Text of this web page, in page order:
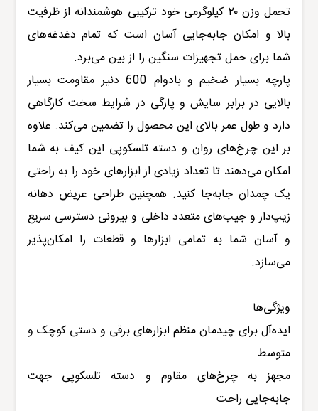
تحمل وزن ۲۰ کیلوگرمی خود ترکیبی هوشمندانه از ظرفیت
بالا و امکان جابه‌جایی آسان است که تمام دغدغه‌های
شما برای حمل تجهیزات سنگین را از بین می‌برد.
پارچه بسیار ضخیم و بادوام 600 دنیر مقاومت بسیار
بالایی در برابر سایش و پارگی در شرایط سخت کارگاهی
دارد و طول عمر بالای این محصول را تضمین می‌کند. علاوه
بر این چرخ‌های روان و دسته تلسکوپی این کیف به شما
امکان می‌دهند تا تعداد زیادی از ابزارهای خود را به راحتی
یک چمدان جابه‌جا کنید. همچنین طراحی عریض دهانه
زیپ‌دار و جیب‌های متعدد داخلی و بیرونی دسترسی سریع
و آسان شما به تمامی ابزار‌ها و قطعات را امکان‌پذیر
می‌سازد.
ویژگی‌ها
ایده‌آل برای چیدمان منظم ابزارهای برقی و دستی کوچک و
متوسط
مجهز به چرخ‌های مقاوم و دسته تلسکوپی جهت
جابه‌جایی راحت